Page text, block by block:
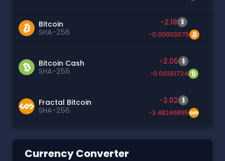
Bitcoin
SHA-256
-2.18 $
-0.00003075
Bitcoin Cash
SHA-256
-2.05 $
-0.00361724
Fractal Bitcoin
SHA-256
-2.02 $
-3.48246895
Currency Converter